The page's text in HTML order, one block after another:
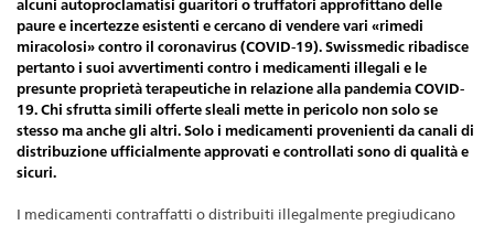
alcuni autoproclamatisi guaritori o truffatori approfittano delle
paure e incertezze esistenti e cercano di vendere vari «rimedi
miracolosi» contro il coronavirus (COVID-19). Swissmedic ribadisce
pertanto i suoi avvertimenti contro i medicamenti illegali e le
presunte proprietà terapeutiche in relazione alla pandemia COVID-
19. Chi sfrutta simili offerte sleali mette in pericolo non solo se
stesso ma anche gli altri. Solo i medicamenti provenienti da canali di
distribuzione ufficialmente approvati e controllati sono di qualità e
sicuri.
I medicamenti contraffatti o distribuiti illegalmente pregiudicano